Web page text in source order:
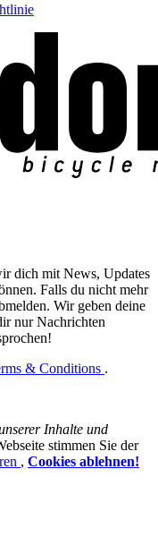
dich mit News, Updates
Falls du nicht mehr
Wir geben deine
nur Nachrichten
& Conditions .
Inhalte und
stimmen Sie der
, Cookies ablehnen!